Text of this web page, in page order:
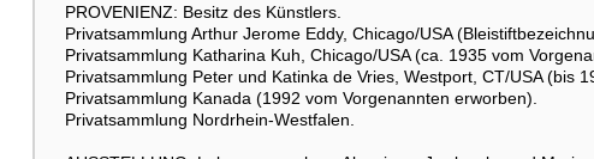
PROVENIENZ: Besitz des Künstlers.
Privatsammlung Arthur Jerome Eddy, Chicago/USA
Privatsammlung Katharina Kuh, Chicago/USA (ca. 1935 vom
Privatsammlung Peter und Katinka de Vries, Westport, CT/USA (bis
Privatsammlung Kanada (1992 vom Vorgenannten erworben).
Privatsammlung Nordrhein-Westfalen.